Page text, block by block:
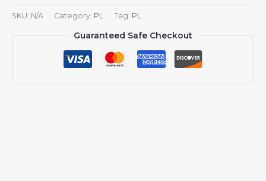
ze
ściągaczem
do
SKU: N/A Category: PL Tag: PL
Guaranteed Safe Checkout